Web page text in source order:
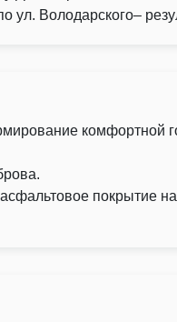
ул. Володарского–
комфортной
покрытие